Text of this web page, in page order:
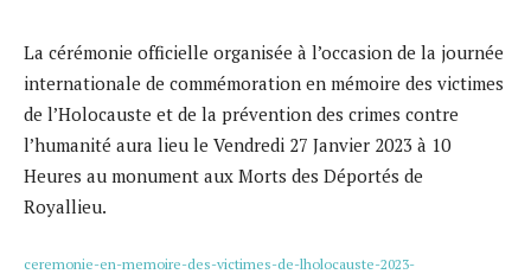
La cérémonie officielle organisée à l’occasion de la journée
internationale de commémoration en mémoire des victimes
de l’Holocauste et de la prévention des crimes contre
l’humanité aura lieu le Vendredi 27 Janvier 2023 à 10
Heures au monument aux Morts des Déportés de
Royallieu.
ceremonie-en-memoire-des-victimes-de-lholocauste-2023-